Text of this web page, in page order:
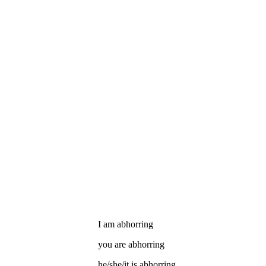
I am abhorring
you are abhorring